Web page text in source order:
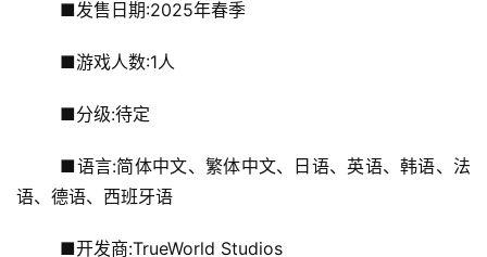
	■发售日期:2025年春季
	■游戏人数:1人
	■分级:待定
语、德语、西班牙语
	■开发商:TrueWorld Studios